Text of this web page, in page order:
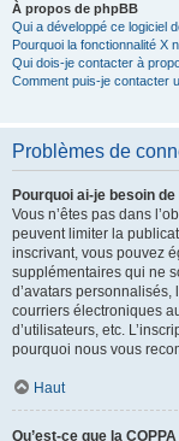
À propos de phpBB
Qui a développé ce logiciel
Pourquoi la fonctionnalité X
Qui dois-je contacter à
Comment puis-je contacter
Problèmes de
Pourquoi ai-je besoin
Vous n’êtes pas dans
peuvent limiter la
inscrivant, vous pouvez
supplémentaires qui ne
d’avatars personnalisés,
courriers électroniques
d’utilisateurs, etc.
pourquoi nous vous
Haut
Qu’est-ce que la